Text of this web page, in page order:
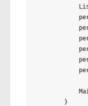
    }